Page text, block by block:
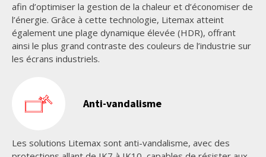
afin d’optimiser la gestion de la chaleur et d’économiser de
l’énergie. Grâce à cette technologie, Litemax atteint
également une plage dynamique élevée (HDR), offrant
ainsi le plus grand contraste des couleurs de l’industrie sur
les écrans industriels.
Anti-vandalisme
Les solutions Litemax sont anti-vandalisme, avec des